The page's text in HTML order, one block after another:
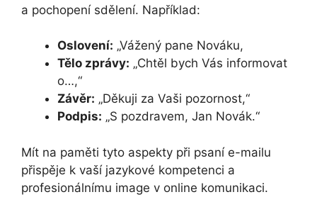
a pochopení sdělení. Například:
Oslovení: „Vážený pane Nováku,
Tělo zprávy: „Chtěl bych Vás informovat
o…,“
Závěr: „Děkuji za Vaši pozornost,“
Podpis: „S pozdravem, Jan Novák.“
Mít na paměti tyto aspekty při psaní e-mailu
přispěje k vaší jazykové kompetenci a
profesionálnímu image v online komunikaci.